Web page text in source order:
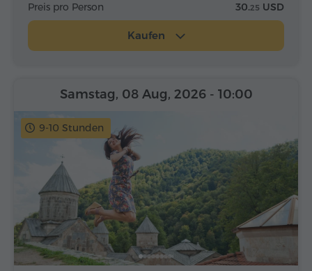
Preis pro Person 30.25 USD
Kaufen
9-10 Stunden
Samstag, 08 Aug, 2026 - 10:00